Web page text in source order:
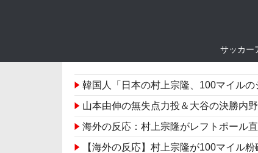
サッカー
韓国人「日本の村上宗隆、100マイルのシンカーを逆方向に・・
山本由伸の無失点力投＆大谷の決勝内野安
海外の反応：村上宗隆がレフトポール
【海外の反応】村上宗隆が100マイル